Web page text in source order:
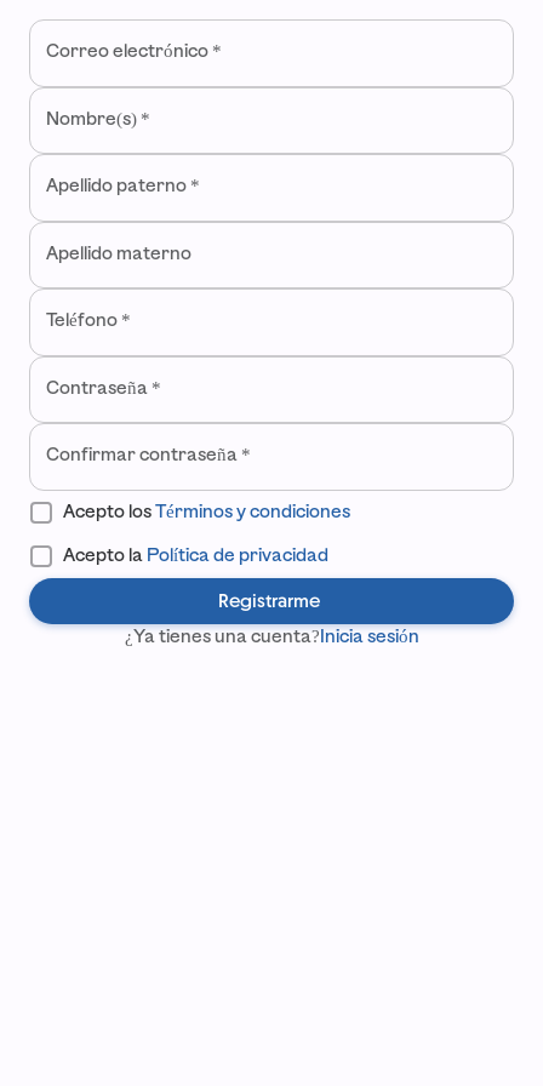
Bienvenido a ContoPay
Crea una cuenta para iniciar a impulsar tu negocio desde la
Correo electrónico *
Nombre(s) *
Apellido paterno *
Apellido materno
Teléfono *
Contraseña *
Confirmar contraseña *
Acepto los Términos y condiciones
Acepto la Política de privacidad
Registrarme
¿Ya tienes una cuenta? Inicia sesión